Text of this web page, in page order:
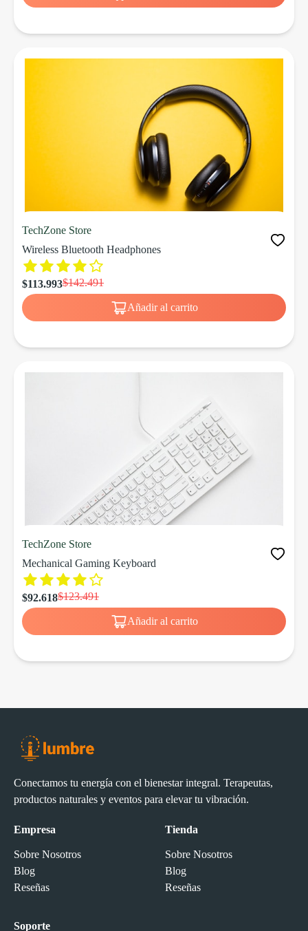
TechZone Store
Wireless Bluetooth Headphones
$113.993$142.491
Añadir al carrito
TechZone Store
Mechanical Gaming Keyboard
$92.618$123.491
Añadir al carrito
Conectamos tu energía con el bienestar integral. Terapeutas,
productos naturales y eventos para elevar tu vibración.
Empresa
Sobre Nosotros
Blog
Reseñas
Tienda
Sobre Nosotros
Blog
Reseñas
Soporte